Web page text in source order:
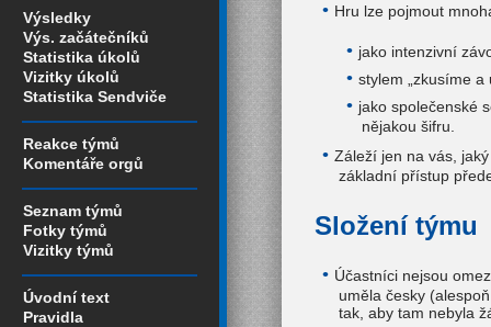
Výsledky
Výs. začátečníků
Statistika úkolů
Vizitky úkolů
Statistika Sendviče
Reakce týmů
Komentáře orgů
Seznam týmů
Fotky týmů
Vizitky týmů
Úvodní text
Pravidla
Hru lze pojmout
jako intenzivní
stylem „zkusíme a
jako společenské
nějakou šifru.
Záleží jen na vás,
základní přístup
Složení týmu
Účastníci nejsou
uměla česky
tak, aby tam nebyla